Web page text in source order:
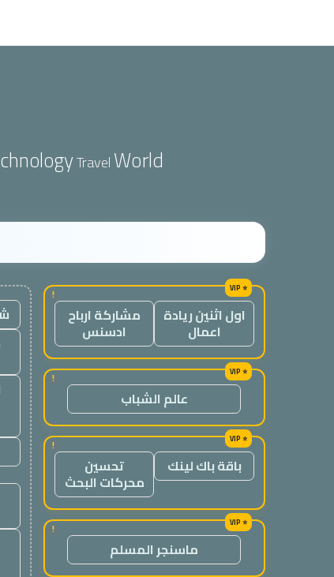
TravelWorld
!
اول اثنين ريادة
اعمال
مشاركة ارباح
ادسنس
!
عالم الشباب
!
باقة باك لينك تحسين
محركات البحث
!
ماسنجر المسلم